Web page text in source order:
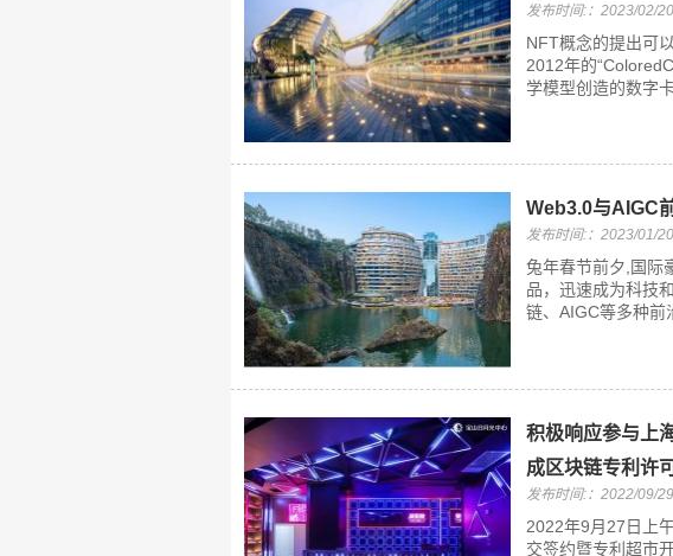
发布时间:：2023/02/20
NFT概念的提出可
2012年的
学模型创造的数字
Web3.0与AIGC
发布时间:：2023/01/20
兔年春节前夕,国际
品，迅速成为科技
链、AIGC等多种前
积极响应参与上
成区块链专利许
发布时间:：2022/09/29
2022年9月27日上
交签约暨专利超市